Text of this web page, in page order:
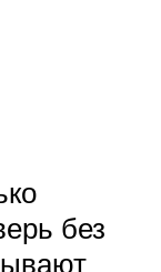
без